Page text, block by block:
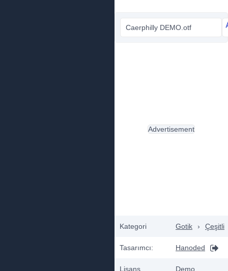
Caerphilly DEMO.otf
Kategori Gotik › Çeşitli
Tasarımcı: Hanoded
Lisans Demo
Advertisement